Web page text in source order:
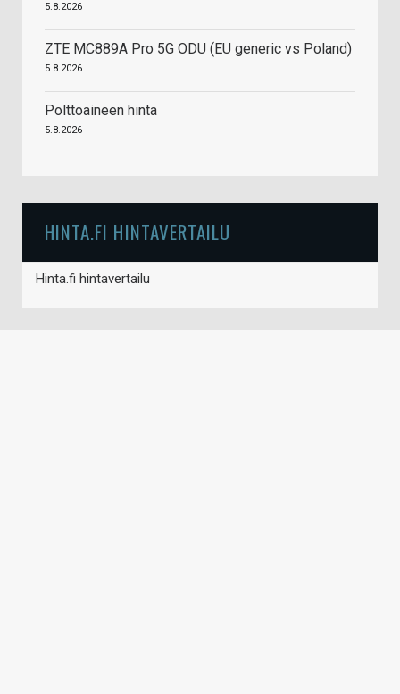
5.8.2026
ZTE MC889A Pro 5G ODU (EU generic vs Poland)
5.8.2026
Polttoaineen hinta
5.8.2026
HINTA.FI HINTAVERTAILU
Hinta.fi hintavertailu